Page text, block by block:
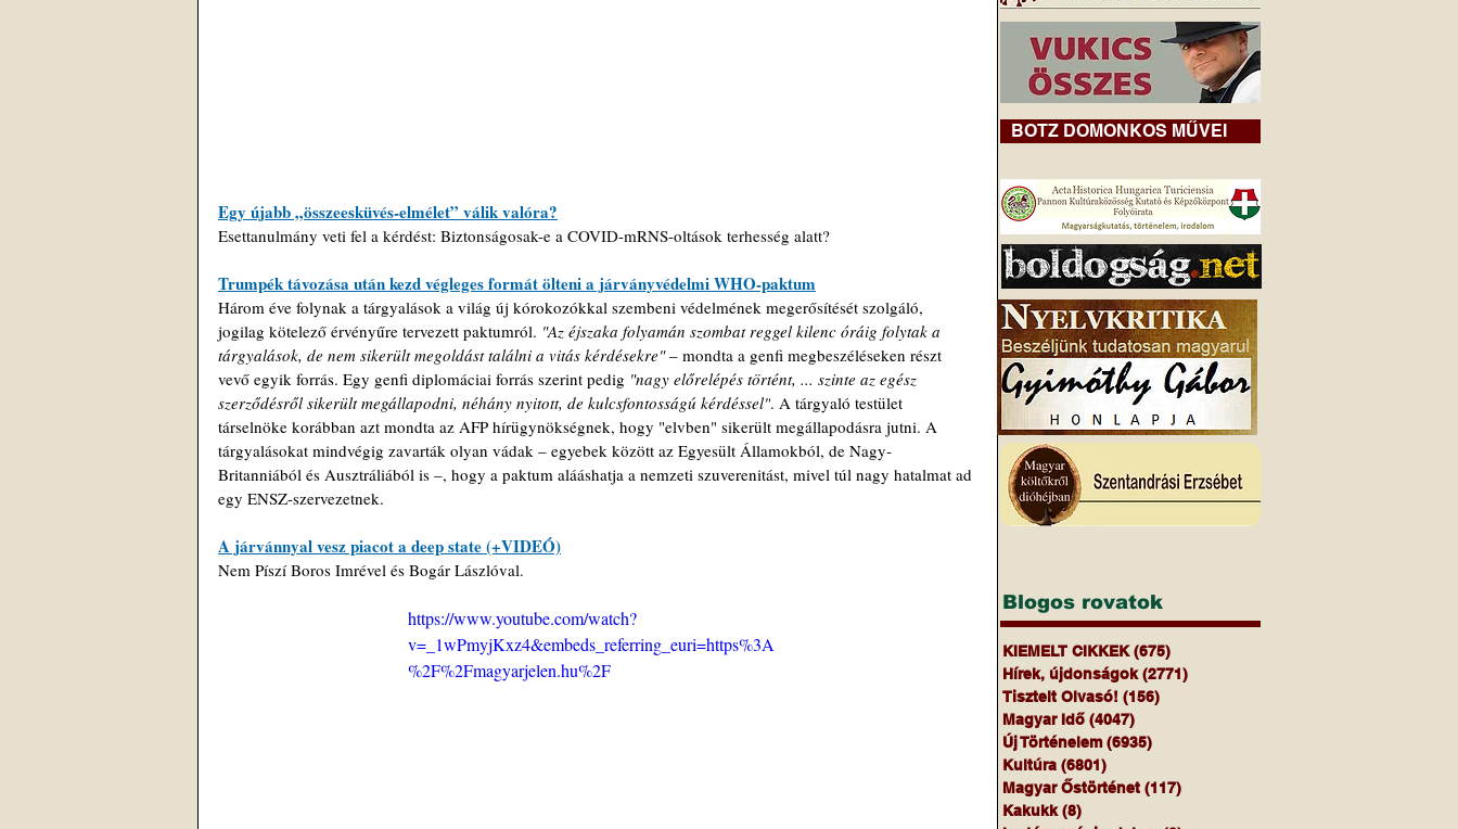
Egy újabb „összeesküvés-elmélet” válik valóra?
Esettanulmány veti fel a kérdést: Biztonságosak-e a COVID-mRNS-oltások terhesség alatt?
Trumpék távozása után kezd végleges formát ölteni a járványvédelmi WHO-paktum
Három éve folynak a tárgyalások a világ új kórokozókkal szembeni védelmének megerősítését szolgáló,
jogilag kötelező érvényűre tervezett paktumról. "Az éjszaka folyamán szombat reggel kilenc óráig folytak a
tárgyalások, de nem sikerült megoldást találni a vitás kérdésekre" – mondta a genfi megbeszéléseken részt
vevő egyik forrás. Egy genfi diplomáciai forrás szerint pedig "nagy előrelépés történt, ... szinte az egész
szerződésről sikerült megállapodni, néhány nyitott, de kulcsfontosságú kérdéssel". A tárgyaló testület
társelnöke korábban azt mondta az AFP hírügynökségnek, hogy "elvben" sikerült megállapodásra jutni. A
tárgyalásokat mindvégig zavarták olyan vádak – egyebek között az Egyesült Államokból, de Nagy-
Britanniából és Ausztráliából is –, hogy a paktum alááshatja a nemzeti szuverenitást, mivel túl nagy hatalmat ad
egy ENSZ-szervezetnek.
A járvánnyal vesz piacot a deep state (+VIDEÓ)
Nem Píszí Boros Imrével és Bogár Lászlóval.
https://www.youtube.com/watch?
v=_1wPmyjKxz4&embeds_referring_euri=https%3A
%2F%2Fmagyarjelen.hu%2F
BOTZ DOMONKOS MŰVEI
Blogos rovatok
KIEMELT CIKKEK (675)
Hírek, újdonságok (2771)
Tisztelt Olvasó! (156)
Magyar Idő (4047)
Új Történelem (6935)
Kultúra (6801)
Magyar Őstörténet (117)
Kakukk (8)